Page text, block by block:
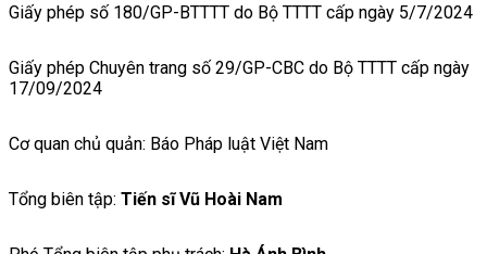
Giấy phép số 180/GP-BTTTT do Bộ TTTT cấp ngày 5/7/2024
Giấy phép Chuyên trang số 29/GP-CBC do Bộ TTTT cấp ngày
17/09/2024
Cơ quan chủ quản: Báo Pháp luật Việt Nam
Tổng biên tập: Tiến sĩ Vũ Hoài Nam